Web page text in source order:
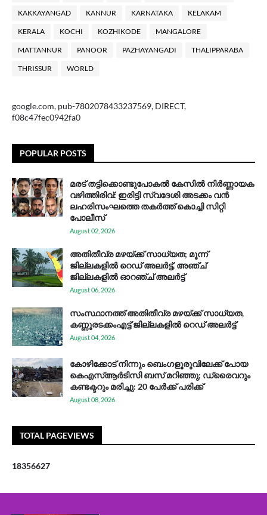
KAKKAYANGAD KANNUR KARNATAKA KELAKAM
KERALA KOCHI KOZHIKODE MANGALORE
MATTANNUR PANOOR PAZHAYANGADI THALIPPARABA
THRISSUR WORLD
google.com, pub-7802078433237569, DIRECT,
f08c47fec0942fa0
POPULAR POSTS
മരട് തട്ടിക്കൊണ്ടുപോകൽ കേസിൽ നിർണ്ണായക
വഴിത്തിരിവ്: ഇരിട്ടി സ്വദേശി അടക്കം വൻ
ലഹരിസംഘത്തെ തകർത്ത് കൊച്ചി സിറ്റി
പോലീസ്
August 02, 2026
അതിതീവ്ര മഴയ്ക്ക് സാധ്യത; മൂന്ന്
ജില്ലകളിൽ റെഡ് അലർട്ട്, അഞ്ച്
ജില്ലകളിൽ ഓറഞ്ച് അലർട്ട്
August 06, 2026
സം​സ്ഥാ​ന​ത്ത് അ​തി​തീ​വ്ര മ​ഴ​യ്ക്ക് സാ​ധ്യ​ത,
കണ്ണൂരടക്കംഎ​ട്ട് ജി​ല്ല​ക​ളി​ൽ റെ​ഡ് അ​ലർ​ട്ട്
August 04, 2026
കോഴിക്കോട് നിന്നും ബെംഗളൂരുവിലേക്ക് പോയ
കെഎസ്ആര്‍ടിസി ബസ് മറിഞ്ഞു; ഡ്രൈവറും
കണ്ടക്ടറും മരിച്ചു: 20 പേര്‍ക്ക് പരിക്ക്
August 08, 2026
TOTAL PAGEVIEWS
18356627